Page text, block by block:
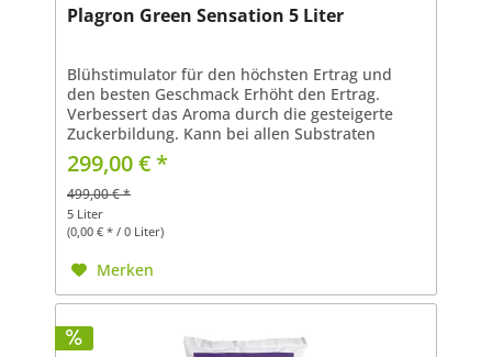
Plagron Green Sensation 5 Liter
Blühstimulator für den höchsten Ertrag und
den besten Geschmack Erhöht den Ertrag.
Verbessert das Aroma durch die gesteigerte
Zuckerbildung. Kann bei allen Substraten
verwendet werden. Dosierung und Gebrauch: 1
ml Green Sensation in 1...
299,00 € *
499,00 € *
5 Liter
(0,00 € * / 0 Liter)
Merken